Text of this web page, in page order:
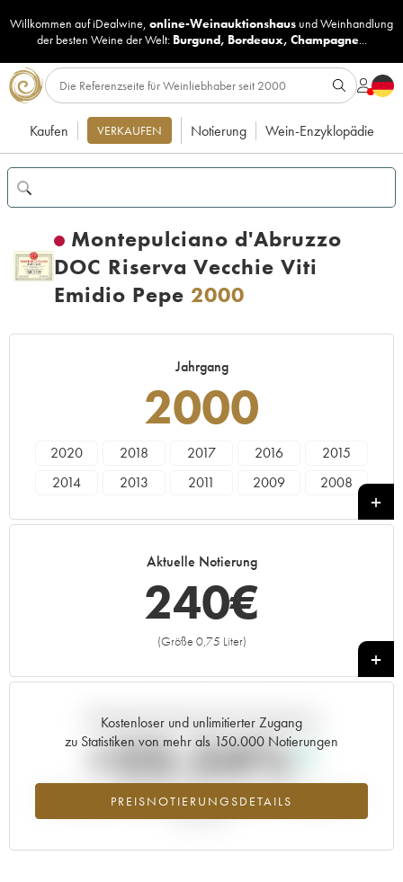
Willkommen auf iDealwine, online-Weinauktionshaus undWeinhandlung
der besten Weine der Welt: Burgund, Bordeaux, Champagne...
Kaufen VERKAUFEN Notierung Wein-Enzyklopädie
Montepulciano d'Abruzzo
DOC Riserva Vecchie Viti
Emidio Pepe 2000
Jahrgang
2000
2020 2018 2017 2016
2015
2014
2013 2011 2009
2008
1977
Aktuelle Notierung
240€
(Größe 0,75 Liter)
+
Kostenloser und unlimitierter Zugang
zu Statistiken von mehr als 150.000 Notierungen
PREISNOTIERUNGSDETAILS
Aktuelle Entwicklung der Preisnotierung
+23.54%
Preisanstiegs des Jahrgangs 2000 im Jahr 2026 im Vergleich zum